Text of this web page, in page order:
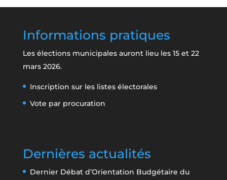
Informations pratiques
Les élections municipales auront lieu les 15 et 22
mars 2026.
Inscription sur les listes électorales
Vote par procuration
Dernières actualités
Dernier Débat d’Orientation Budgétaire du